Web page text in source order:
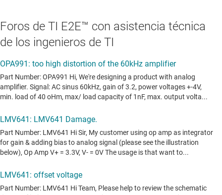
Foros de TI E2E™ con asistencia técnica
de los ingenieros de TI